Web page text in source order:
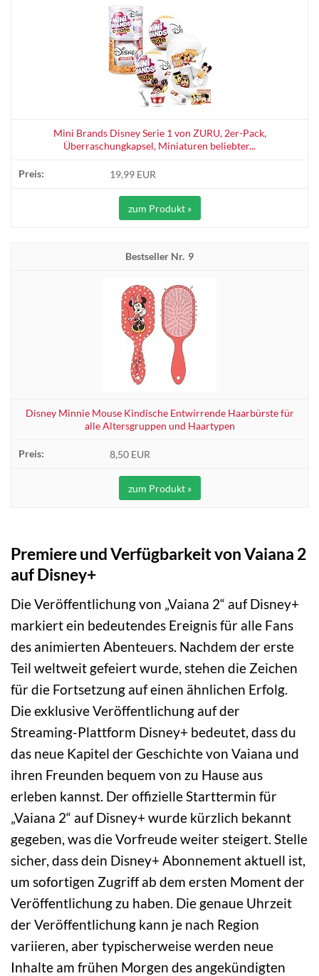
Mini Brands Disney Serie 1 von ZURU, 2er-Pack,
Überraschungkapsel, Miniaturen beliebter...
19,99 EUR
zum Produkt »
9
Disney Minnie Mouse Kindische Entwirrende Haarbürste für
alle Altersgruppen und Haartypen
8,50 EUR
zum Produkt »
Premiere und Verfügbarkeit von Vaiana 2
auf Disney+
Die Veröffentlichung von „Vaiana 2“ auf Disney+
markiert ein bedeutendes Ereignis für alle Fans
des animierten Abenteuers. Nachdem der erste
Teil weltweit gefeiert wurde, stehen die Zeichen
für die Fortsetzung auf einen ähnlichen Erfolg.
Die exklusive Veröffentlichung auf der
Streaming-Plattform Disney+ bedeutet, dass du
das neue Kapitel der Geschichte von Vaiana und
ihren Freunden bequem von zu Hause aus
erleben kannst. Der offizielle Starttermin für
„Vaiana 2“ auf Disney+ wurde kürzlich bekannt
gegeben, was die Vorfreude weiter steigert. Stelle
sicher, dass dein Disney+ Abonnement aktuell ist,
um sofortigen Zugriff ab dem ersten Moment der
Veröffentlichung zu haben. Die genaue Uhrzeit
der Veröffentlichung kann je nach Region
variieren, aber typischerweise werden neue
Inhalte am frühen Morgen des angekündigten